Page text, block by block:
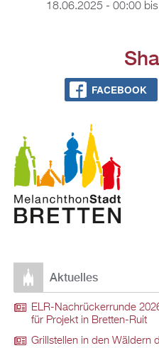
18.06.2025 - 00:00bis
FACEBOOK
Aktuelles
ELR-Nachrückerrunde
für Projekt in Bretten-Ruit
Grillstellen in den Wäldern